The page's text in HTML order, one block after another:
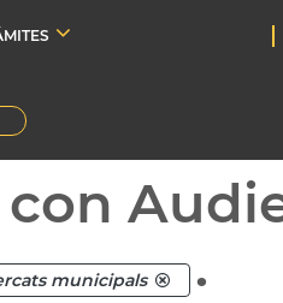
municipals .